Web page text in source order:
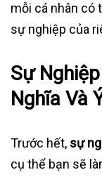
mỗi cá nhân có
sự nghiệp của
Sự
Nghĩa Và
Trước hết, sự
cụ thể bạn sẽ